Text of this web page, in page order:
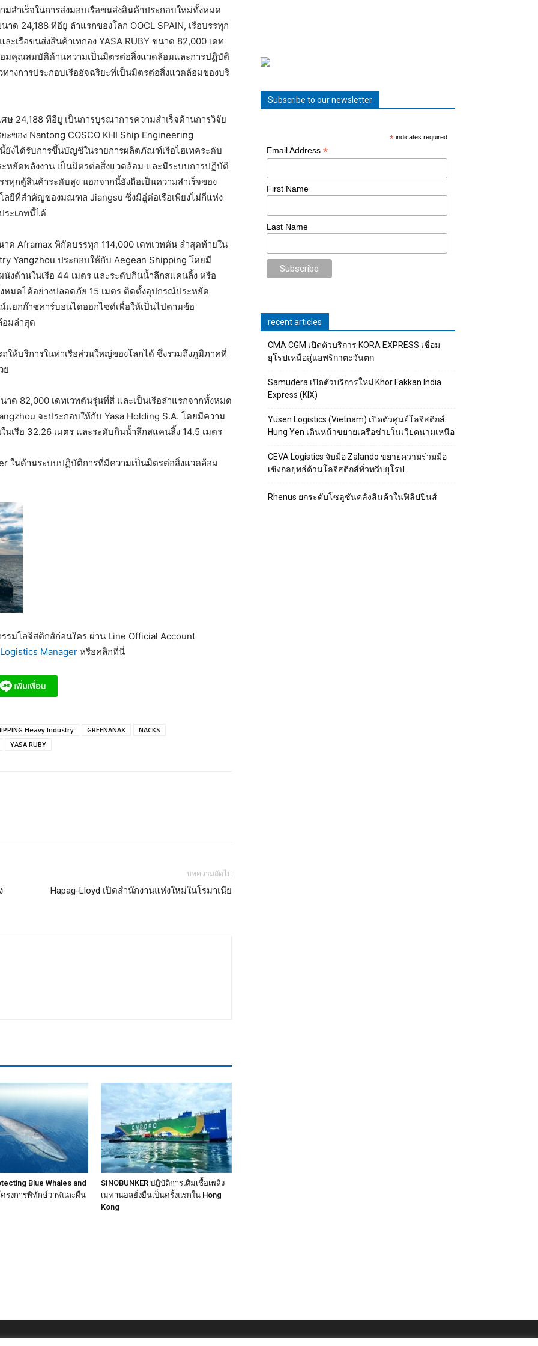
มสำเร็จในการส่งมอบเรือขนส่งสินค้าประกอบใหม่ทั้งหมด
ด 24,188 ทีอียู ลำแรกของโลก OOCL SPAIN, เรือบรรทุก
ะเรือขนส่งสินค้าเทกอง YASA RUBY ขนาด 82,000 เดท
มคุณสมบัติด้านความเป็นมิตรต่อสิ่งแวดล้อมและการปฏิบัติ
างการประกอบเรืออัจฉริยะที่เป็นมิตรต่อสิ่งแวดล้อมของบริ
ษ 24,188 ทีอียู เป็นการบูรณาการความสำเร็จด้านการวิจัย
ของ Nantong COSCO KHI Ship Engineering
ยังได้รับการขึ้นบัญชีในรายการผลิตภัณฑ์เรือไฮเทคระดับ
ยัดพลังงาน เป็นมิตรต่อสิ่งแวดล้อม และมีระบบการปฏิบัติ
ทุกตู้สินค้าระดับสูง นอกจากนี้ยังถือเป็นความสำเร็จของ
ลยีที่สำคัญของมณฑล Jiangsu ซึ่งมีอู่ต่อเรือเพียงไม่กี่แห่ง
ระเภทนี้ได้
ด Aframax พิกัดบรรทุก 114,000 เดทเวทตัน ลำสุดท้ายใน
Yangzhou ประกอบให้กับ Aegean Shipping โดยมี
นังด้านในเรือ 44 เมตร และระดับกินน้ำลึกสแคนลิ้ง หรือ
หมดได้อย่างปลอดภัย 15 เมตร ติดตั้งอุปกรณ์ประหยัด
แยกก๊าซคาร์บอนไดออกไซด์เพื่อให้เป็นไปตามข้อ
อมล่าสุด
ให้บริการในท่าเรือส่วนใหญ่ของโลกได้ ซึ่งรวมถึงภูมิภาคที่
ย
าด 82,000 เดทเวทตันรุ่นที่สี่ และเป็นเรือลำแรกจากทั้งหมด
จะประกอบให้กับ Yasa Holding S.A. โดยมีความ
นเรือ 32.26 เมตร และระดับกินน้ำลึกสแคนลิ้ง 14.5 เมตร
ในด้านระบบปฏิบัติการที่มีความเป็นมิตรต่อสิ่งแวดล้อม
มโลจิสติกส์ก่อนใคร ผ่าน Line Official Account
Manager หรือคลิกที่นี่
Heavy Industry GREENANAX
NACKS
YASA RUBY
บทความถัดไป
Hapag-Lloyd เปิดสำนักงานแห่งใหม่ในโรมาเนีย
Blue Whales and
ครงการพิทักษ์วาฬและผืน
SINOBUNKER ปฏิบัติการเติมเชื้อเพลิง
เมทานอลยั่งยืนเป็นครั้งแรกใน Hong
Kong
Subscribe to our newsletter
* indicates required
Email Address *
First Name
Last Name
recent articles
CMA CGM เปิดตัวบริการ KORA EXPRESS เชื่อม
ยุโรปเหนือสู่แอฟริกาตะวันตก
Samudera เปิดตัวบริการใหม่ Khor Fakkan India
Express (KIX)
Yusen Logistics (Vietnam) เปิดตัวศูนย์โลจิสติกส์
Hung Yen เดินหน้าขยายเครือข่ายในเวียดนามเหนือ
CEVA Logistics จับมือ Zalando ขยายความร่วมมือ
เชิงกลยุทธ์ด้านโลจิสติกส์ทั่วทวีปยุโรป
Rhenus ยกระดับโซลูชันคลังสินค้าในฟิลิปปินส์